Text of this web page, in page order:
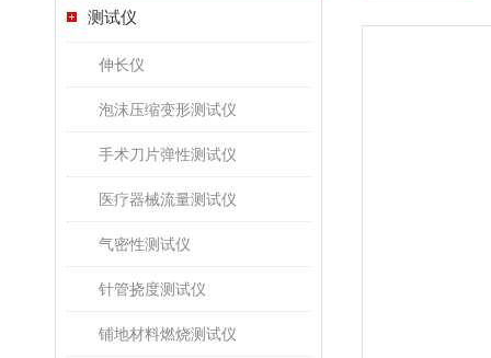
测试仪
伸长仪
泡沫压缩变形测试仪
手术刀片弹性测试仪
医疗器械流量测试仪
气密性测试仪
针管挠度测试仪
铺地材料燃烧测试仪